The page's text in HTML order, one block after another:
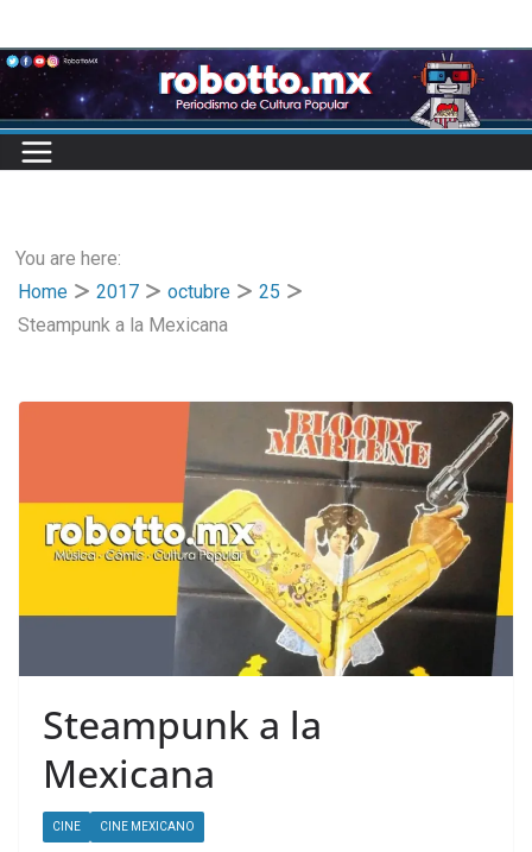
to
content
You are here:
Home
2017 octubre
25
Steampunk a la Mexicana
Steampunk a la
Mexicana
CINE CINE MEXICANO